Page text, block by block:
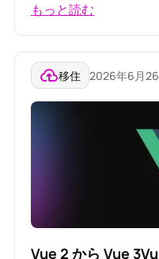
もっと読む
移住 2026年6月
Vue 2 から Vue